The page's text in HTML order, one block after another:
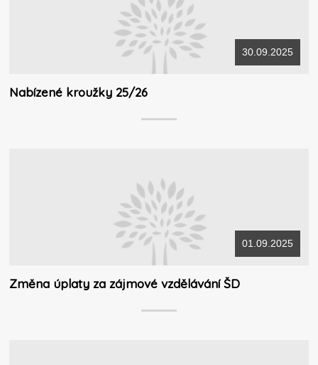
30.09.2025
Nabízené kroužky 25/26
01.09.2025
Změna úplaty za zájmové vzdělávání ŠD